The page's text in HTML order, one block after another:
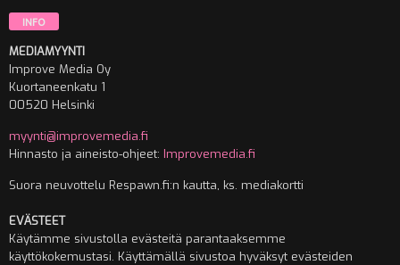
INFO
MEDIAMYYNTI
Improve Media Oy
Kuortaneenkatu 1
00520 Helsinki
myynti@improvemedia.fi
Hinnasto ja aineisto-ohjeet: Improvemedia.fi
Suora neuvottelu Respawn.fi:n kautta, ks. mediakortti
EVÄSTEET
Käytämme sivustolla evästeitä parantaaksemme
käyttökokemustasi. Käyttämällä sivustoa hyväksyt evästeiden